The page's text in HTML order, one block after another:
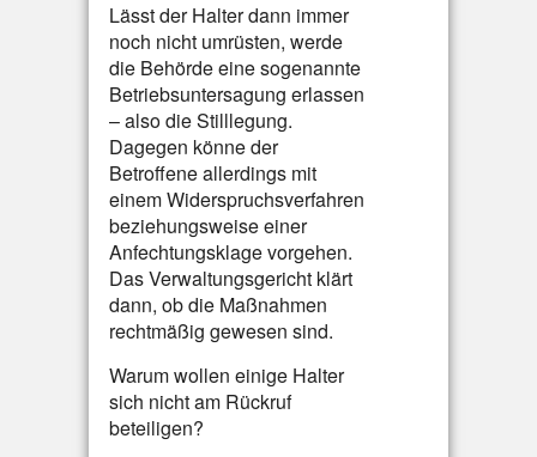
Lässt der Halter dann immer
noch nicht umrüsten, werde
die Behörde eine sogenannte
Betriebsuntersagung erlassen
– also die Stilllegung.
Dagegen könne der
Betroffene allerdings mit
einem Widerspruchsverfahren
beziehungsweise einer
Anfechtungsklage vorgehen.
Das Verwaltungsgericht klärt
dann, ob die Maßnahmen
rechtmäßig gewesen sind.
Warum wollen einige Halter
sich nicht am Rückruf
beteiligen?